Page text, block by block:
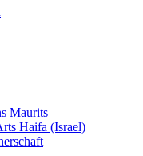
Maurits
Haifa (Israel)